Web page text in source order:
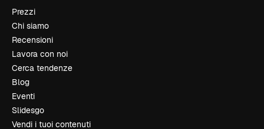
Prezzi
Chi siamo
Recensioni
Lavora con noi
Cerca tendenze
Blog
Eventi
Slidesgo
Vendi i tuoi contenuti